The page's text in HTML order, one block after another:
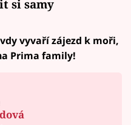
si samy
vyvaří zájezd k moři,
Prima family!